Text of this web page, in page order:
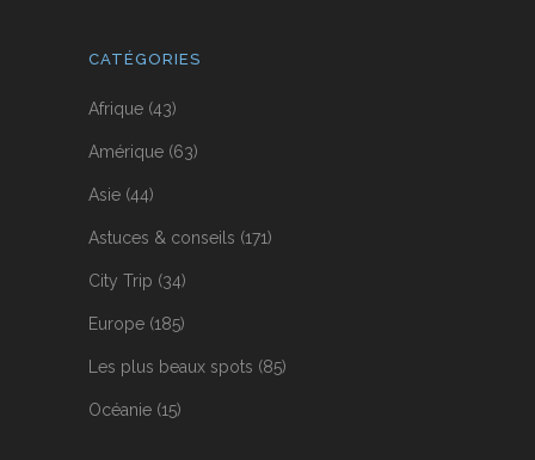
CATÉGORIES
Afrique (43)
Amérique (63)
Asie (44)
Astuces & conseils (171)
City Trip (34)
Europe (185)
Les plus beaux spots (85)
Océanie (15)